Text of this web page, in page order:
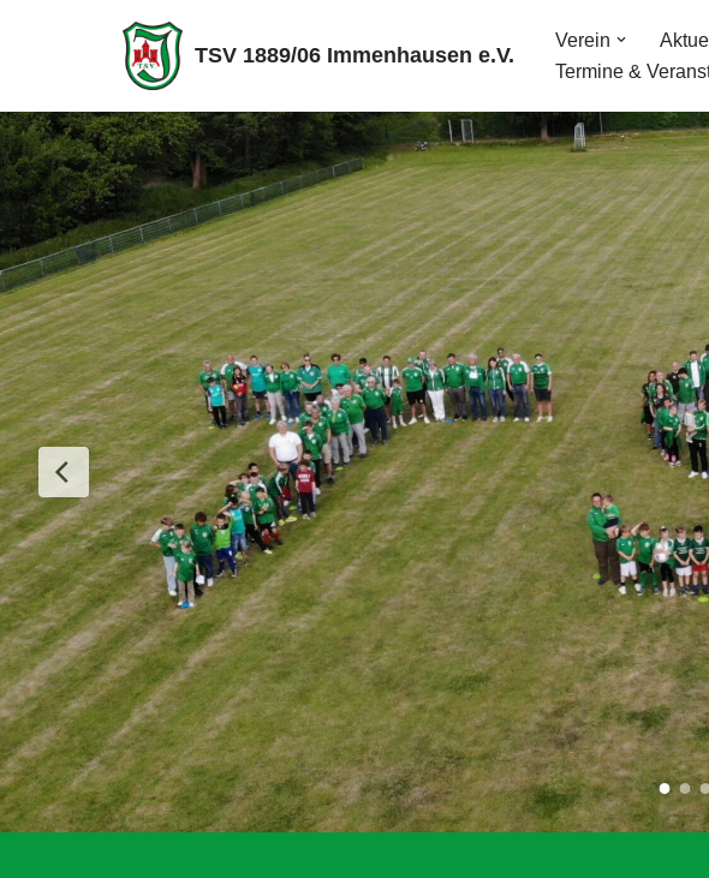
springen
TSV 1889/06 Immenhausen e.V.
Verein
Termine &